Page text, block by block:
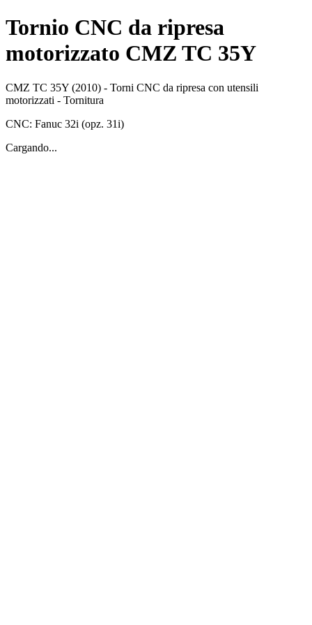
Tornio CNC da ripresa
motorizzato CMZ TC 35Y
CMZ TC 35Y (2010) - Torni CNC da ripresa con utensili
motorizzati - Tornitura
CNC: Fanuc 32i (opz. 31i)
Cargando...